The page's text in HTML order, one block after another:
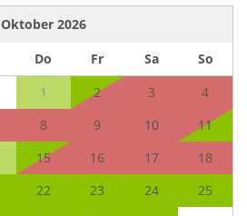
Oktober 2026
Do Fr Sa
So
1
2 3
4
8 9 10
11
15 16 17
18
22 23 24
25